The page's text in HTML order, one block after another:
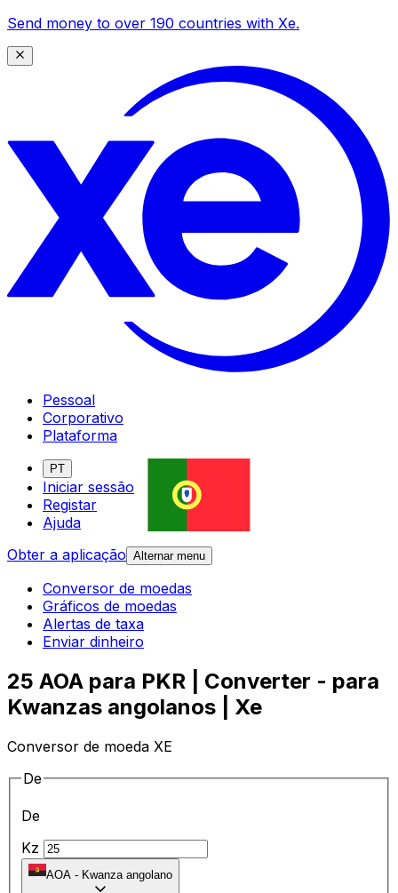
Send money to over 190 countries with Xe.
Pessoal
Corporativo
Plataforma
PT
Iniciar sessão
Registar
Ajuda
Obter a aplicação Alternar menu
Conversor de moedas
Gráficos de moedas
Alertas de taxa
Enviar dinheiro
25 AOA para PKR | Converter - para
Kwanzas angolanos | Xe
Conversor de moeda XE
De
De
Kz
AOA - Kwanza angolano